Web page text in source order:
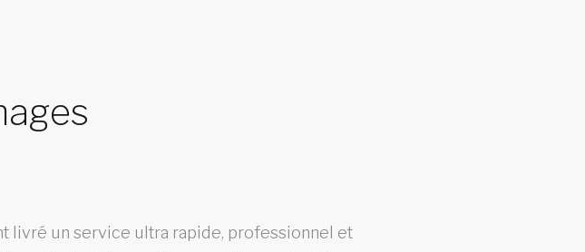
livré un service ultra rapide, professionnel et